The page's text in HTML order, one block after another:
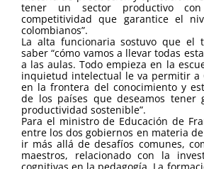
tener un sector productivo
competitividad que garantice el
colombianos”.
La alta funcionaria sostuvo que el
saber “cómo vamos a llevar todas
a las aulas. Todo empieza en la
inquietud intelectual le va permitir a
en la frontera del conocimiento y
de los países que deseamos tener
productividad sostenible”.
Para el ministro de Educación de
entre los dos gobiernos en materia
ir más allá de desafíos comunes,
maestros, relacionado con la